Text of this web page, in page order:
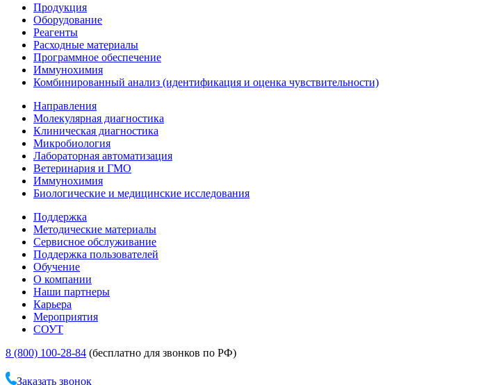
Продукция
Оборудование
Реагенты
Расходные материалы
Программное обеспечение
Иммунохимия
Комбинированный анализ (идентификация и оценка чувствительности)
Направления
Молекулярная диагностика
Клиническая диагностика
Микробиология
Лабораторная автоматизация
Ветеринария и ГМО
Иммунохимия
Биологические и медицинские исследования
Поддержка
Методические материалы
Сервисное обслуживание
Поддержка пользователей
Обучение
О компании
Наши партнеры
Карьера
Мероприятия
СОУТ
8 (800) 100-28-84 (бесплатно для звонков по РФ)
Заказать звонок